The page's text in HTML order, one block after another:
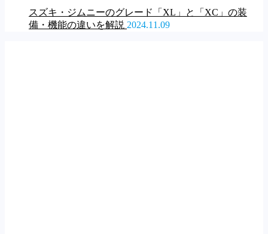
スズキ・ジムニーのグレード「XL」と「XC」の装
備・機能の違いを解説 2024.11.09